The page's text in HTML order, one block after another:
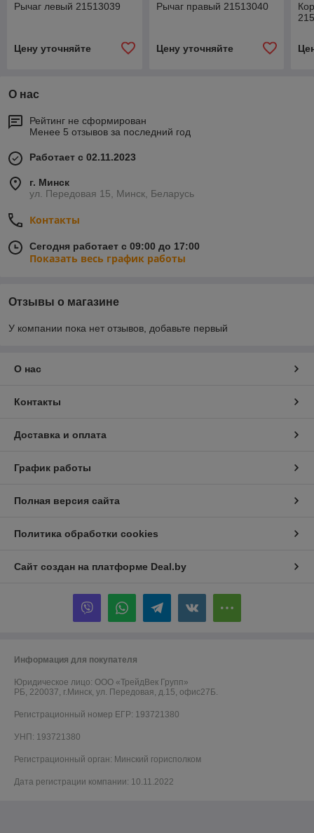
Рычаг левый 21513039
Цену уточняйте
Рычаг правый 21513040
Цену уточняйте
О нас
Рейтинг не сформирован
Менее 5 отзывов за последний год
Работает с 02.11.2023
г. Минск
ул. Передовая 15, Минск, Беларусь
Контакты
Сегодня работает с 09:00 до 17:00
Показать весь график работы
Отзывы о магазине
У компании пока нет отзывов, добавьте первый
О нас
Контакты
Доставка и оплата
График работы
Полная версия сайта
Политика обработки cookies
Сайт создан на платформе Deal.by
Информация для покупателя
Юридическое лицо: ООО «ТрейдВек Групп»
РБ, 220037, г.Минск, ул. Передовая, д.15, офис27Б.
Регистрационный номер ЕГР: 193721380
УНП: 193721380
Регистрационный орган: Минский горисполком
Дата регистрации компании: 10.11.2022